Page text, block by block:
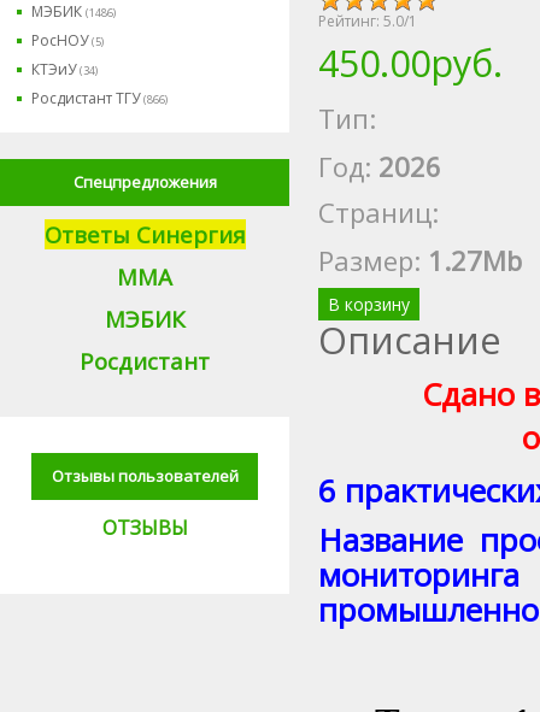
МЭБИК (1486)
РосНОУ(5)
КТЭиУ(34)
Росдистант ТГУ(866)
Спецпредложения
Ответы Синергия
ММА
МЭБИК
Росдистант
Отзывы пользователей
ОТЗЫВЫ
Рейтинг: 5.0/1
450.00руб.
Тип:
Год: 2026
Страниц:
Размер: 1.27Mb
В корзину
Описание
Сдано
6
Название